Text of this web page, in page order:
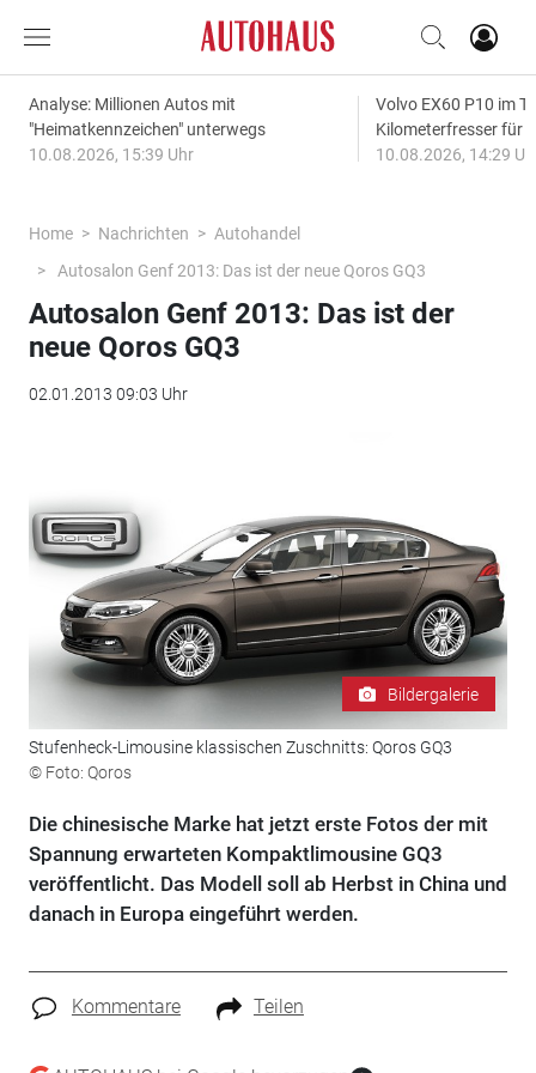
Analyse: Millionen Autos mit
"Heimatkennzeichen" unterwegs
10.08.2026, 15:39 Uhr
Volvo EX60 P10 im
Kilometerfresser für
10.08.2026, 14:29
Home Nachrichten
Autohandel
Autosalon Genf 2013: Das ist der neue Qoros GQ3
Autosalon Genf 2013: Das ist der
neue Qoros GQ3
02.01.2013 09:03 Uhr
Bildergalerie
Stufenheck-Limousine klassischen Zuschnitts: Qoros GQ3
© Foto: Qoros
Die chinesische Marke hat jetzt erste Fotos der mit
Spannung erwarteten Kompaktlimousine GQ3
veröffentlicht. Das Modell soll ab Herbst in China und
danach in Europa eingeführt werden.
Kommentare Teilen